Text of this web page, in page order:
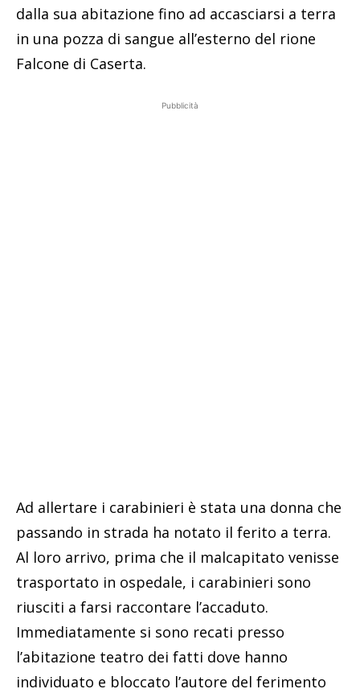
dalla sua abitazione fino ad accasciarsi a terra
in una pozza di sangue all’esterno del rione
Falcone di Caserta.
Pubblicità
Ad allertare i carabinieri è stata una donna che
passando in strada ha notato il ferito a terra.
Al loro arrivo, prima che il malcapitato venisse
trasportato in ospedale, i carabinieri sono
riusciti a farsi raccontare l’accaduto.
Immediatamente si sono recati presso
l’abitazione teatro dei fatti dove hanno
individuato e bloccato l’autore del ferimento